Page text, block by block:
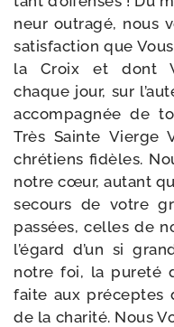
neur outra­gé, nous
satis­fac­tion que
la Croix et dont
chaque jour, sur
accom­pa­gnée de
Très Sainte Vierge
chré­tiens fidèles.
notre cœur, autant
secours de votre
pas­sées, celles de
l’égard d’un si
notre foi, la pure­té
faite aux pré­ceptes
de la cha­ri­té. Nous